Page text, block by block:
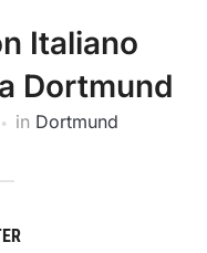
Italiano
Dortmund
in Dortmund